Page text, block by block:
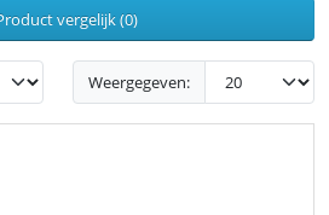
vergelijk (0)
Weergegeven: